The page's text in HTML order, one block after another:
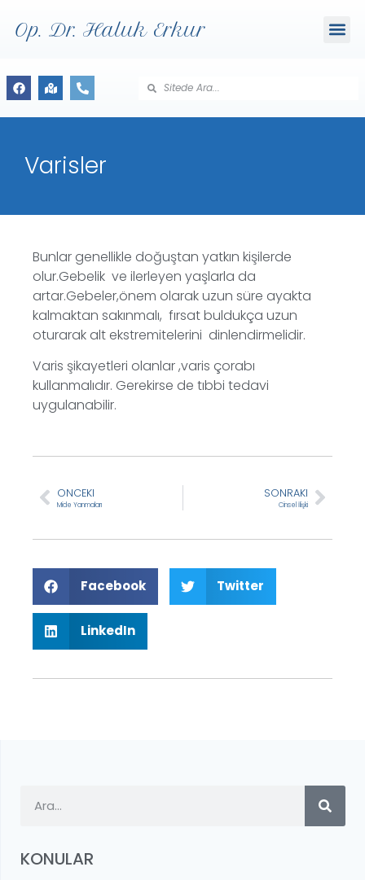
Op. Dr. Haluk Erkur
Varisler
Bunlar genellikle doğuştan yatkın kişilerde
olur.Gebelik ve ilerleyen yaşlarla da
artar.Gebeler,önem olarak uzun süre ayakta
kalmaktan sakınmalı, fırsat buldukça uzun
oturarak alt ekstremitelerini dinlendirmelidir.
Varis şikayetleri olanlar ,varis çorabı
kullanmalıdır. Gerekirse de tıbbi tedavi
uygulanabilir.
ONCEKI
Mide Yanmaları
SONRAKI
Cinsel İlişki
Facebook Twitter
LinkedIn
KONULAR